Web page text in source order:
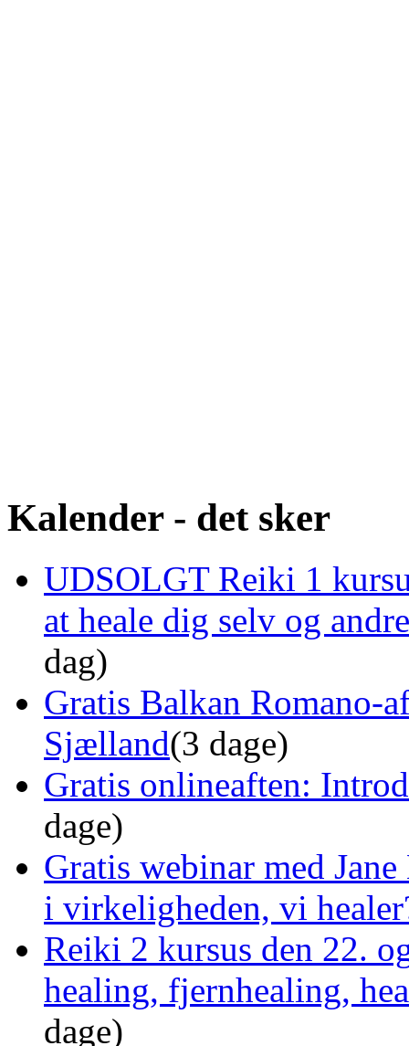
Kalender - det sker
UDSOLGT Reiki 1
at heale dig selv og
dag)
Gratis Balkan Romano-
Sjælland(3 dage)
Gratis onlineaften:
dage)
Gratis webinar med
i virkeligheden, vi
Reiki 2 kursus den 22.
healing, fjernhealing,
dage)